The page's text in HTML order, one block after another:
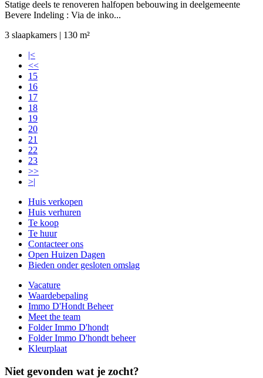
Statige deels te renoveren halfopen bebouwing in deelgemeente
Bevere Indeling : Via de inko...
3 slaapkamers | 130 m²
|<
<<
15
16
17
18
19
20
21
22
23
>>
>|
Huis verkopen
Huis verhuren
Te koop
Te huur
Contacteer ons
Open Huizen Dagen
Bieden onder gesloten omslag
Vacature
Waardebepaling
Immo D'Hondt Beheer
Meet the team
Folder Immo D'hondt
Folder Immo D'hondt beheer
Kleurplaat
Niet gevonden wat je zocht?